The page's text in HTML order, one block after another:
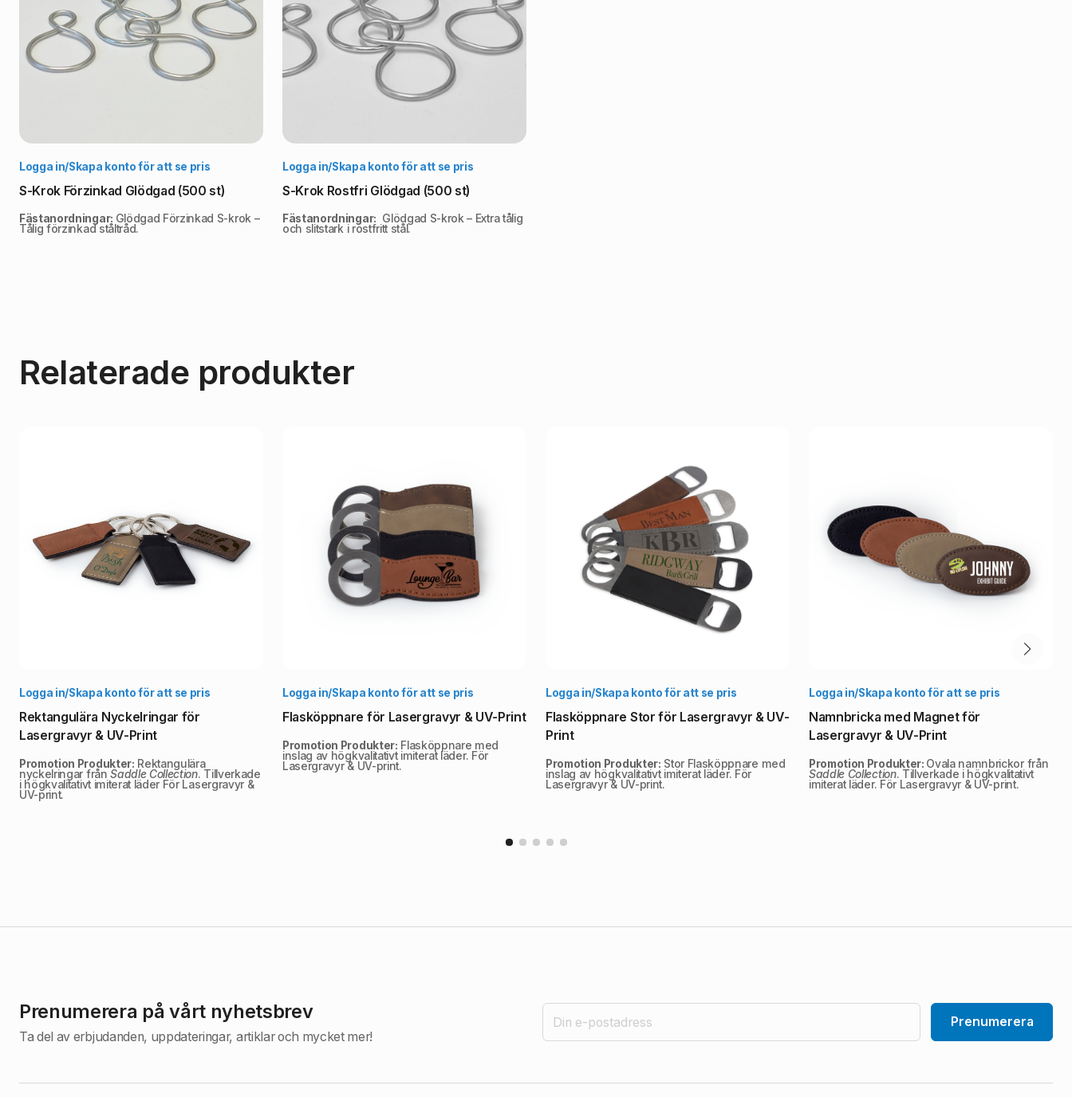
Logga in/Skapa konto för att se pris
S-Krok Förzinkad Glödgad (500 st)
Fästanordningar: Glödgad Förzinkad S-krok –
Tålig förzinkad ståltråd.
Välj alternativ Logga in/Skapa konto för att se pris
S-Krok Rostfri Glödgad (500 st)
Fästanordningar: Glödgad S-krok – Extra tålig
och slitstark i rostfritt stål.
Välj alternativ
Relaterade produkter
Logga in/Skapa konto för att se pris
Rektangulära Nyckelringar för
Lasergravyr & UV-Print
Promotion Produkter: Rektangulära
nyckelringar frånSaddle Collection. Tillverkade
i högkvalitativt imiterat läder För Lasergravyr &
UV-print.
Välj alternativ Logga in/Skapa konto för att se pris
Flasköppnare för Lasergravyr & UV-Print
Promotion Produkter: Flasköppnare med
inslag av högkvalitativt imiterat läder. För
Lasergravyr & UV-print.
Välj alternativ Logga in/Skapa konto för att se pris
Flasköppnare Stor för Lasergravyr & UV-
Print
Promotion Produkter: Stor Flasköppnare med
inslag av högkvalitativt imiterat läder. För
Lasergravyr & UV-print.
Välj alternativ Logga in/Skapa konto för att se pris
Namnbricka med Magnet för
Lasergravyr & UV-Print
Promotion Produkter: Ovala namnbrickor från
Saddle Collection. Tillverkade i högkvalitativt
imiterat läder. För Lasergravyr & UV-print.
Välj alternativ
Prenumerera på vårt nyhetsbrev
Ta del av erbjudanden, uppdateringar, artiklar och mycket mer!
Prenumerera